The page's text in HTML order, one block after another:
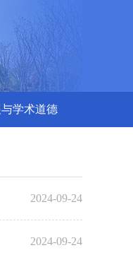
学术道德
2024-09-24
2024-09-24